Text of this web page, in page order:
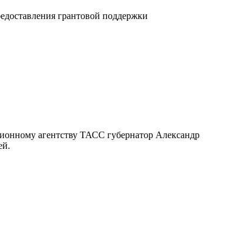
грантовой поддержки
агентству ТАСС губернатор Александр